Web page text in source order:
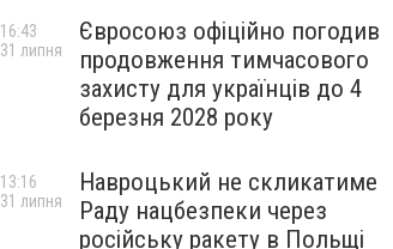
Євросоюз офіційно погодив
продовження тимчасового
захисту для українців до 4
березня 2028 року
16:43
31 липня
Навроцький не скликатиме
Раду нацбезпеки через
російську ракету в Польщі
13:16
31 липня